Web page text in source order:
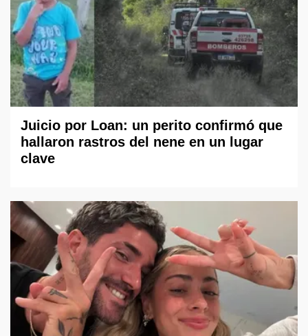
Juicio por Loan: un perito confirmó que
hallaron rastros del nene en un lugar
clave